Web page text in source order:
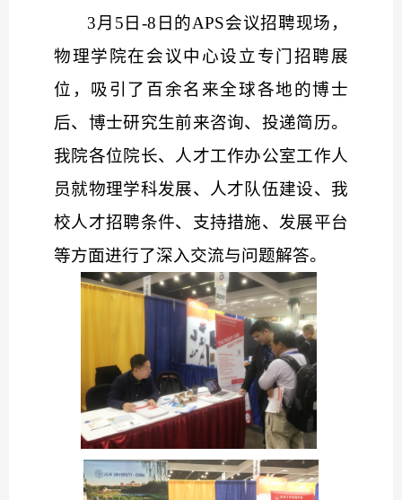
3月5日-8日的APS会议招聘现场，
物理学院在会议中心设立专门招聘展
位，吸引了百余名来全球各地的博士
后、博士研究生前来咨询、投递简历。
我院各位院长、人才工作办公室工作人
员就物理学科发展、人才队伍建设、我
校人才招聘条件、支持措施、发展平台
等方面进行了深入交流与问题解答。